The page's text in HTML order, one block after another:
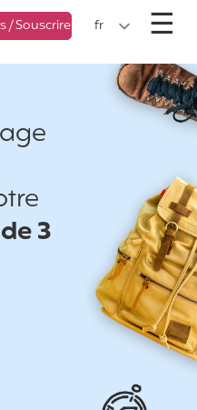
Voyages
50
/ Souscrire fr ☰
3